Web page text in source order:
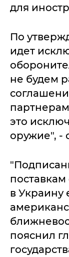
для
По
идет
не будем
это
оружие", -
в Украину
пояснил